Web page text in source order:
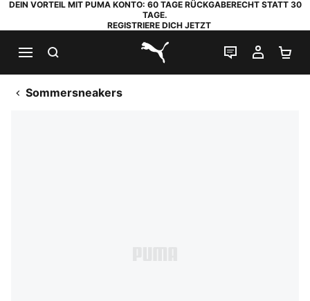
DEIN VORTEIL MIT PUMA KONTO: 60 TAGE RÜCKGABERECHT STATT 30
TAGE.
REGISTRIERE DICH JETZT
PUMA.com
LIVE-CHAT
MEIN
Sommersneakers